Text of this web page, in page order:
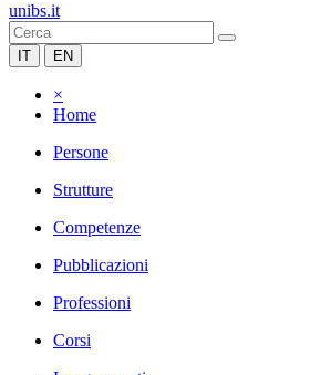
unibs.it
IT EN
×
Home
Persone
Strutture
Competenze
Pubblicazioni
Professioni
Corsi